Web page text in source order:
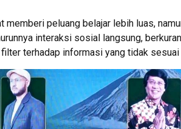
peluang belajar lebih luas,
interaksi sosial langsung,
terhadap informasi yang tidak sesuai